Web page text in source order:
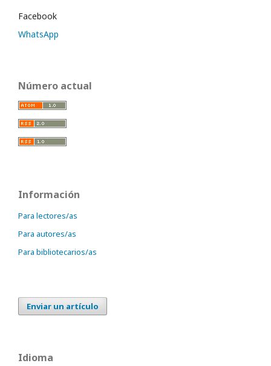
Facebook
WhatsApp
Número actual
Información
Para lectores/as
Para autores/as
Para bibliotecarios/as
Enviar un artículo
Idioma